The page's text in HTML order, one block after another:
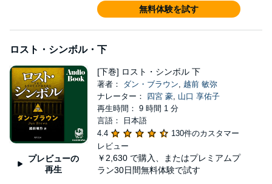
無料体験を試す
ロスト・シンボル・下
プレビューの
再生
[下巻] ロスト・シンボル 下
著者： ダン・ブラウン, 越前 敏弥
ナレーター： 四宮 豪, 山口 享佑子
再生時間： 9 時間 1 分
言語： 日本語
4.4
130件のカスタマー
レビュー
￥2,630 で購入、またはプレミアムプ
ラン30日間無料体験で試す